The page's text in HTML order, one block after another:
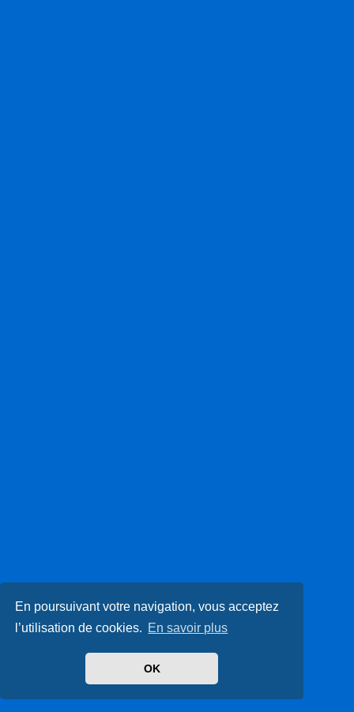
En poursuivant votre navigation, vous acceptez
l’utilisation de cookies. En savoir plus
OK